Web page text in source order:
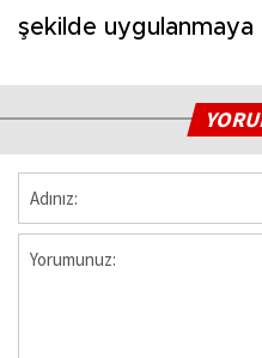
şekilde